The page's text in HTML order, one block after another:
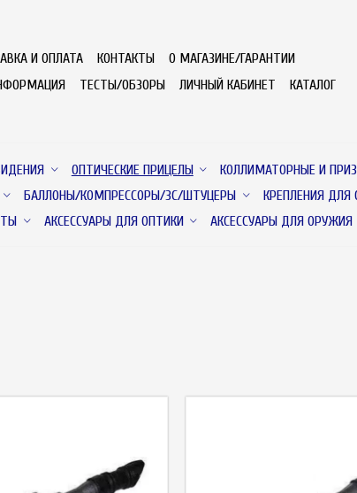
И ОПЛАТА КОНТАКТЫ
О МАГАЗИНЕ/ГАРАНТИИ
ТЕСТЫ/ОБЗОРЫ ЛИЧНЫЙ КАБИНЕТ КАТАЛОГ
ОПТИЧЕСКИЕ ПРИЦЕЛЫ КОЛЛИМАТОРНЫЕ И
БАЛЛОНЫ/КОМПРЕССОРЫ/ЗС/ШТУЦЕРЫ КРЕПЛЕНИЯ ДЛЯ
АКСЕССУАРЫ ДЛЯ ОПТИКИ АКСЕССУАРЫ ДЛЯ ОРУЖИЯ